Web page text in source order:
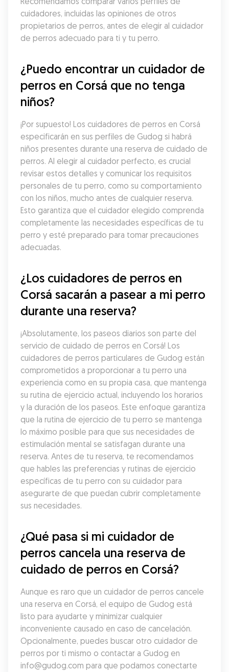
cuidadores, incluidas las opiniones de otros
propietarios de perros, antes de elegir al cuidador
de perros adecuado para ti y tu perro.
¿Puedo encontrar un cuidador de
perros en Corsá que no tenga
niños?
¡Por supuesto! Los cuidadores de perros en Corsá
especificarán en sus perfiles de Gudog si habrá
niños presentes durante una reserva de cuidado de
perros. Al elegir al cuidador perfecto, es crucial
revisar estos detalles y comunicar los requisitos
personales de tu perro, como su comportamiento
con los niños, mucho antes de cualquier reserva.
Esto garantiza que el cuidador elegido comprenda
completamente las necesidades específicas de tu
perro y esté preparado para tomar precauciones
adecuadas.
¿Los cuidadores de perros en
Corsá sacarán a pasear a mi perro
durante una reserva?
¡Absolutamente, los paseos diarios son parte del
servicio de cuidado de perros en Corsá! Los
cuidadores de perros particulares de Gudog están
comprometidos a proporcionar a tu perro una
experiencia como en su propia casa, que mantenga
su rutina de ejercicio actual, incluyendo los horarios
y la duración de los paseos. Este enfoque garantiza
que la rutina de ejercicio de tu perro se mantenga
lo máximo posible para que sus necesidades de
estimulación mental se satisfagan durante una
reserva. Antes de tu reserva, te recomendamos
que hables las preferencias y rutinas de ejercicio
específicas de tu perro con su cuidador para
asegurarte de que puedan cubrir completamente
sus necesidades.
¿Qué pasa si mi cuidador de
perros cancela una reserva de
cuidado de perros en Corsá?
Aunque es raro que un cuidador de perros cancele
una reserva en Corsá, el equipo de Gudog está
listo para ayudarte y minimizar cualquier
inconveniente causado en caso de cancelación.
Opcionalmente, puedes buscar otro cuidador de
perros por ti mismo o contactar a Gudog en
info@gudog.com para que podamos conectarte